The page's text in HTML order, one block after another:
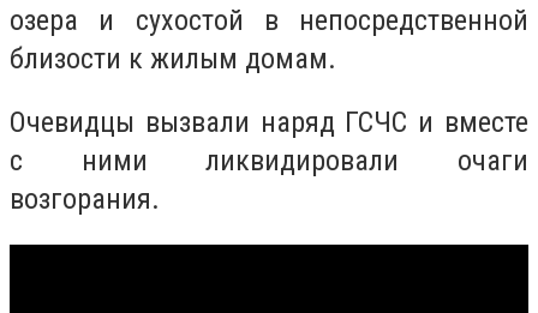
озера и сухостой в непосредственной
близости к жилым домам.
Очевидцы вызвали наряд ГСЧС и вместе
с ними ликвидировали очаги
возгорания.